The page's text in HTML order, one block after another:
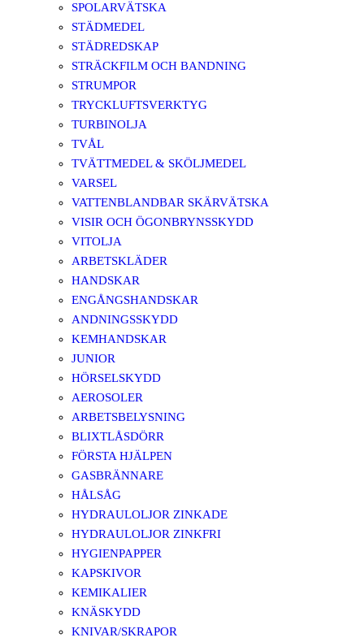
SPOLARVÄTSKA
STÄDMEDEL
STÄDREDSKAP
STRÄCKFILM OCH BANDNING
STRUMPOR
TRYCKLUFTSVERKTYG
TURBINOLJA
TVÅL
TVÄTTMEDEL & SKÖLJMEDEL
VARSEL
VATTENBLANDBAR SKÄRVÄTSKA
VISIR OCH ÖGONBRYNSSKYDD
VITOLJA
ARBETSKLÄDER
HANDSKAR
ENGÅNGSHANDSKAR
ANDNINGSSKYDD
KEMHANDSKAR
JUNIOR
HÖRSELSKYDD
AEROSOLER
ARBETSBELYSNING
BLIXTLÅSDÖRR
FÖRSTA HJÄLPEN
GASBRÄNNARE
HÅLSÅG
HYDRAULOLJOR ZINKADE
HYDRAULOLJOR ZINKFRI
HYGIENPAPPER
KAPSKIVOR
KEMIKALIER
KNÄSKYDD
KNIVAR/SKRAPOR